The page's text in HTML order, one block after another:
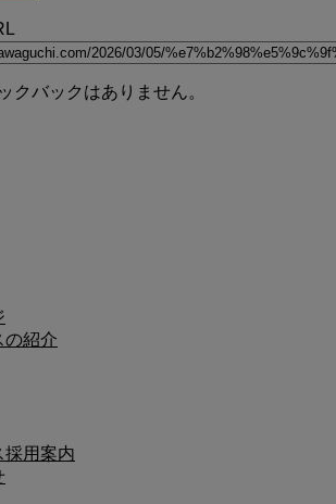
クバックはありません。
の紹介
採用案内